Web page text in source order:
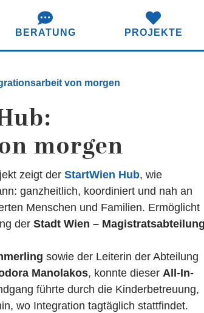
BERATUNG PROJEKTE
von morgen
morgen
zeigt derStartWien Hub, wie
ganzheitlich, koordiniert und nah an
Menschen und Familien. Ermöglicht
derStadt Wien – Magistratsabteilung
sowie der Leiterin der Abteilung
Manolakos, konnte dieserAll-In-
führte durch die Kinderbetreuung,
wo Integration tagtäglich stattfindet.